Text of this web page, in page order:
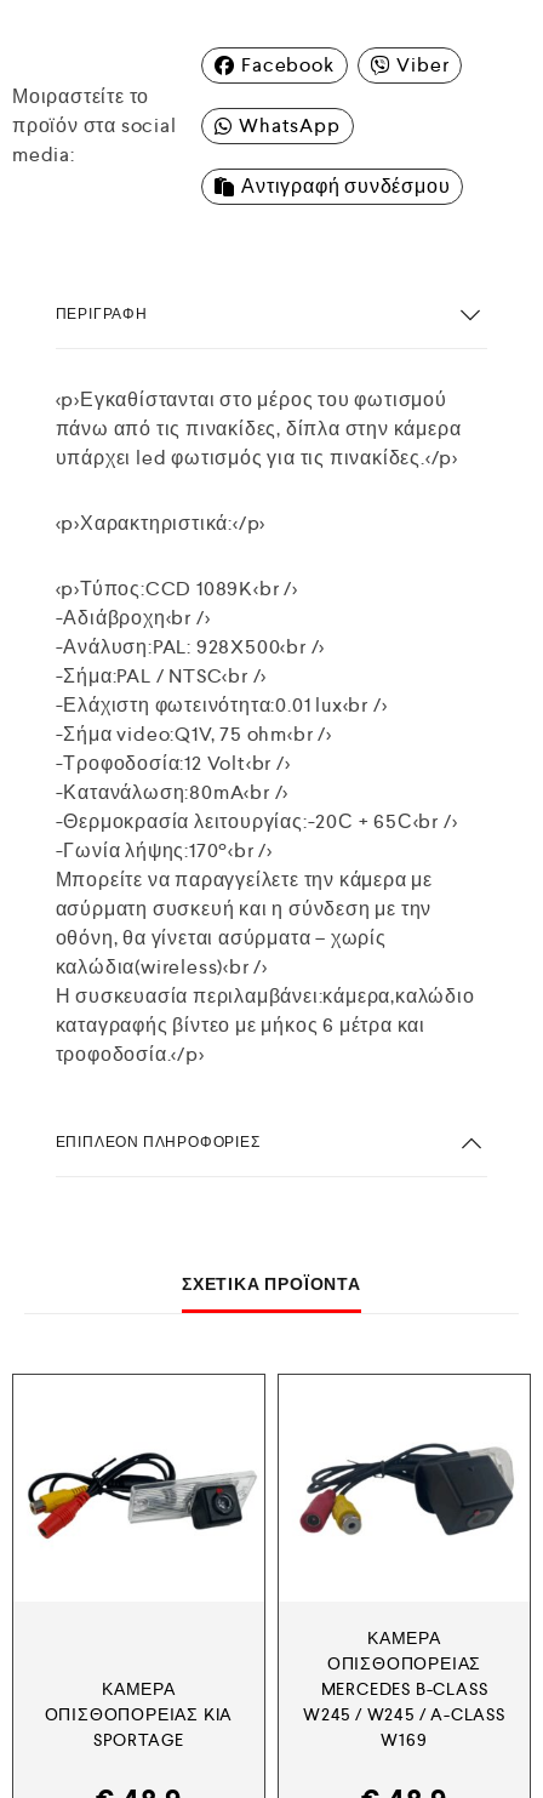
Μοιραστείτε το
προϊόν στα social
media:
Facebook Viber
WhatsApp
Αντιγραφή συνδέσμου
ΠΕΡΙΓΡΑΦΉ
<p>Εγκαθίστανται στο μέρος του φωτισμού
πάνω από τις πινακίδες, δίπλα στην κάμερα
υπάρχει led φωτισμός για τις πινακίδες.</p>
<p>Χαρακτηριστικά:</p>
<p>Τύπος:CCD 1089K<br />
-Αδιάβροχη<br />
-Ανάλυση:PAL: 928X500<br />
-Σήμα:PAL / NTSC<br />
-Ελάχιστη φωτεινότητα:0.01 lux<br />
-Σήμα video:Q1V, 75 ohm<br />
-Τροφοδοσία:12 Volt<br />
-Κατανάλωση:80mA<br />
-Θερμοκρασία λειτουργίας:-20С + 65С<br />
-Γωνία λήψης:170º<br />
Μπορείτε να παραγγείλετε την κάμερα με
ασύρματη συσκευή και η σύνδεση με την
οθόνη, θα γίνεται ασύρματα – χωρίς
καλώδια(wireless)<br />
Η συσκευασία περιλαμβάνει:κάμερα,καλώδιο
καταγραφής βίντεο με μήκος 6 μέτρα και
τροφοδοσία.</p>
ΕΠΙΠΛΈΟΝ ΠΛΗΡΟΦΟΡΊΕΣ
ΣΧΕΤΙΚΆ ΠΡΟΪΌΝΤΑ
ΚΆΜΕΡΑ
ΟΠΙΣΘΟΠΟΡΕΊΑΣ KIA
SPORTAGE
ΚΆΜΕΡΑ
ΟΠΙΣΘΟΠΟΡΕΊΑΣ
MERCEDES B-CLASS
W245 / W245 / A-CLASS
W169